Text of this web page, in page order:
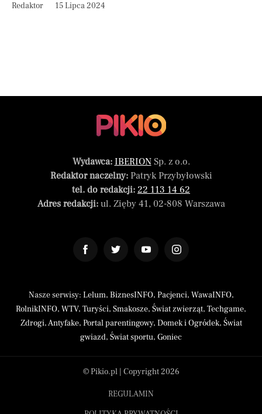
Redaktor 15 Lipca 2024
Wydawca: IBERIONSp. z o.o.
Redaktor naczelny:Patryk Przybyłowski
tel. do redakcji: 22 113 14 62
Adres redakcji:ul. Zięby 41, 02-808 Warszawa
Nasze serwisy: Lelum, BiznesINFO, Pacjenci, WawaINFO,
RolnikINFO, WTV, Turyści, Smakosze, Świat zwierząt, Techgame,
Zdrogi,Antyfake, Portal parentingowy, Domek i Ogródek, Świat
gwiazd, Świat sportu, Goniec
© Pikio.pl | Copyright 2026
REGULAMIN